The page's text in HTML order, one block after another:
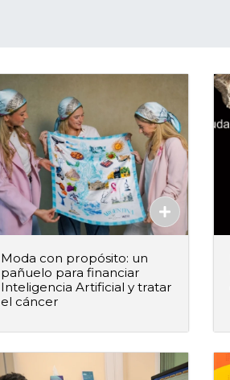
Moda con propósito: un
pañuelo para financiar
Inteligencia Artificial y tratar
el cáncer